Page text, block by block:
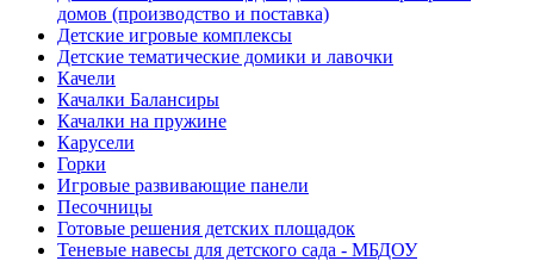
домов (производство и поставка)
Детские игровые комплексы
Детские тематические домики и лавочки
Качели
Качалки Балансиры
Качалки на пружине
Карусели
Горки
Игровые развивающие панели
Песочницы
Готовые решения детских площадок
Теневые навесы для детского сада - МБДОУ